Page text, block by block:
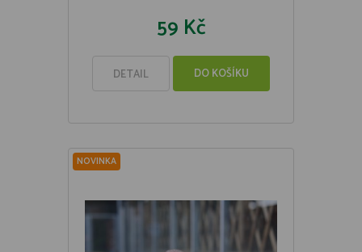
59 Kč
DETAIL DO KOŠÍKU
NOVINKA